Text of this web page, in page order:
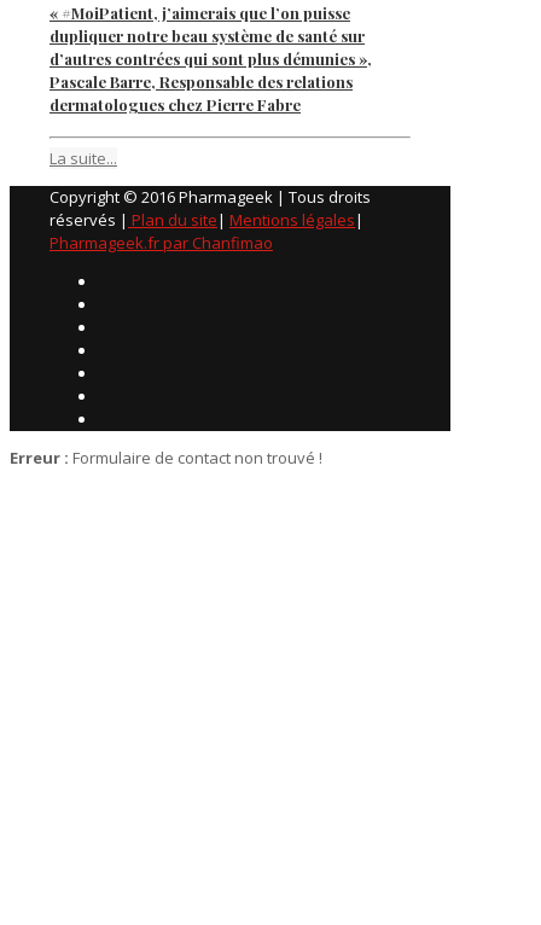
« #MoiPatient, j’aimerais que l’on puisse
dupliquer notre beau système de santé sur
d’autres contrées qui sont plus démunies »,
Pascale Barre, Responsable des relations
dermatologues chez Pierre Fabre
La suite...
Copyright © 2016 Pharmageek | Tous droits
réservés | Plan du site| Mentions légales|
Pharmageek.fr par Chanfimao
Erreur : Formulaire de contact non trouvé !